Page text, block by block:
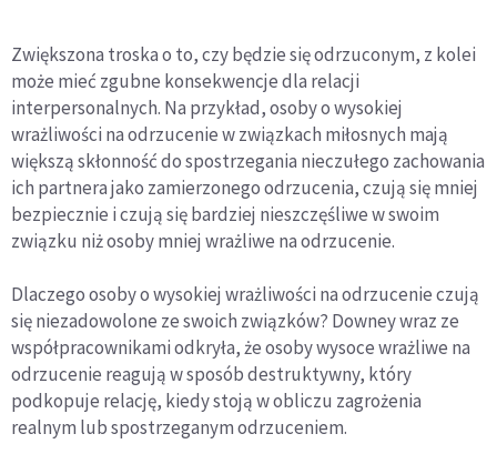
Zwiększona troska o to, czy będzie się odrzuconym, z kolei
może mieć zgubne konsekwencje dla relacji
interpersonalnych. Na przykład, osoby o wysokiej
wrażliwości na odrzucenie w związkach miłosnych mają
większą skłonność do spostrzegania nieczułego zachowania
ich partnera jako zamierzonego odrzucenia, czują się mniej
bezpiecznie i czują się bardziej nieszczęśliwe w swoim
związku niż osoby mniej wrażliwe na odrzucenie.
Dlaczego osoby o wysokiej wrażliwości na odrzucenie czują
się niezadowolone ze swoich związków? Downey wraz ze
współpracownikami odkryła, że osoby wysoce wrażliwe na
odrzucenie reagują w sposób destruktywny, który
podkopuje relację, kiedy stoją w obliczu zagrożenia
realnym lub spostrzeganym odrzuceniem.